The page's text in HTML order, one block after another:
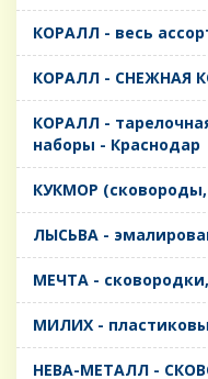
КОРАЛЛ - весь
КОРАЛЛ - СНЕЖНАЯ
КОРАЛЛ -
наборы - Краснодар
КУКМОР
ЛЫСЬВА -
МЕЧТА -
МИЛИХ -
НЕВА-МЕТАЛЛ -